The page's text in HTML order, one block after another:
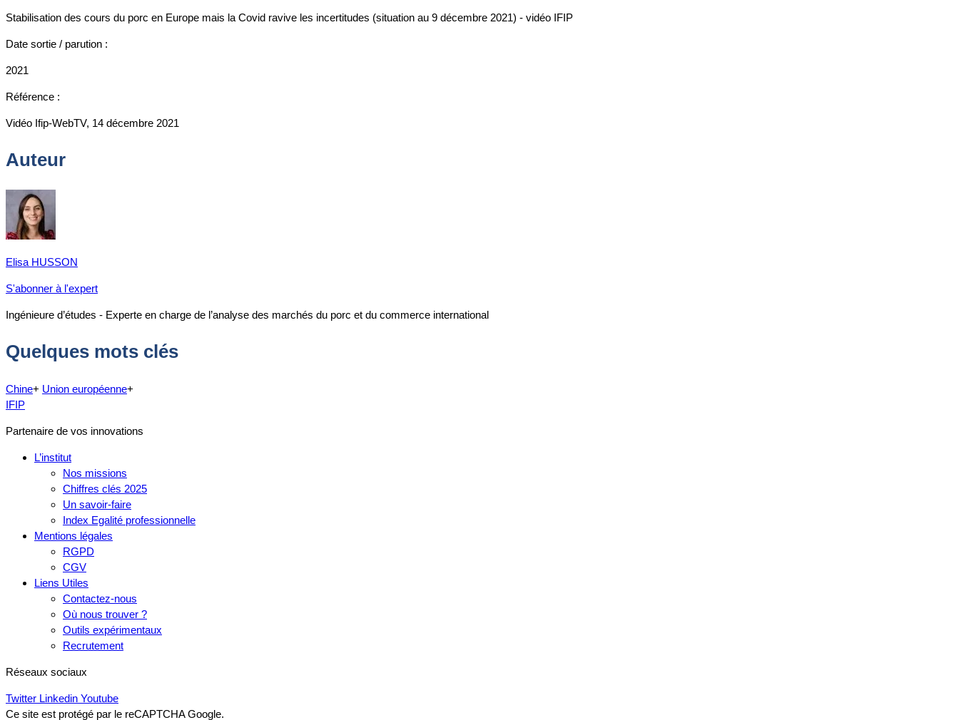
Stabilisation des cours du porc en Europe mais la Covid ravive les incertitudes (situation au 9 décembre 2021) - vidéo IFIP
Date sortie / parution :
2021
Référence :
Vidéo Ifip-WebTV, 14 décembre 2021
Auteur
Elisa HUSSON
S'abonner à l'expert
Ingénieure d’études - Experte en charge de l’analyse des marchés du porc et du commerce international
Quelques mots clés
Chine+ Union européenne+
IFIP
Partenaire de vos innovations
L’institut
Nos missions
Chiffres clés 2025
Un savoir-faire
Index Egalité professionnelle
Mentions légales
RGPD
CGV
Liens Utiles
Contactez-nous
Où nous trouver ?
Outils expérimentaux
Recrutement
Réseaux sociaux
Twitter Linkedin Youtube
Ce site est protégé par le reCAPTCHA Google.